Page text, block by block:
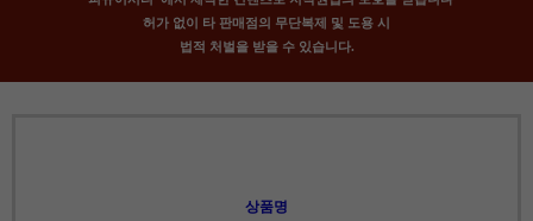
허가 없이 타 판매점의 무단복제 및 도용 시
법적 처벌을 받을 수 있습니다.
상품명